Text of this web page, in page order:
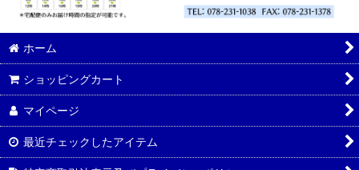
ホーム
ショッピングカート
マイページ
最近チェックしたアイテム